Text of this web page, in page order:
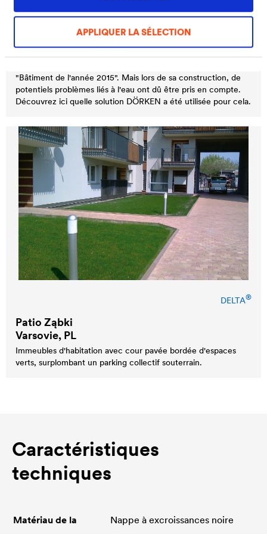
APPLIQUER LA SÉLECTION
DELTA®
Gdynia, PL
"Bâtiment de l'année 2015". Mais lors de sa construction, de
potentiels problèmes liés à l'eau ont dû être pris en compte.
Découvrez ici quelle solution DÖRKEN a été utilisée pour cela.
DELTA®
Patio Ząbki
Varsovie, PL
Immeubles d'habitation avec cour pavée bordée d'espaces
verts, surplombant un parking collectif souterrain.
Caractéristiques
techniques
Matériau de la
Nappe à excroissances noire